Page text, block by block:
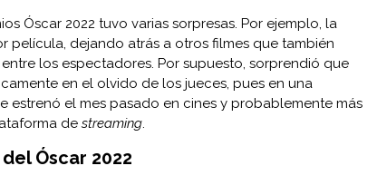
Óscar 2022 tuvo varias sorpresas. Por ejemplo, la
película, dejando atrás a otros filmes que también
los espectadores. Por supuesto, sorprendió que
en el olvido de los jueces, pues en una
estrenó el mes pasado en cines y probablemente más
de streaming.
Óscar 2022